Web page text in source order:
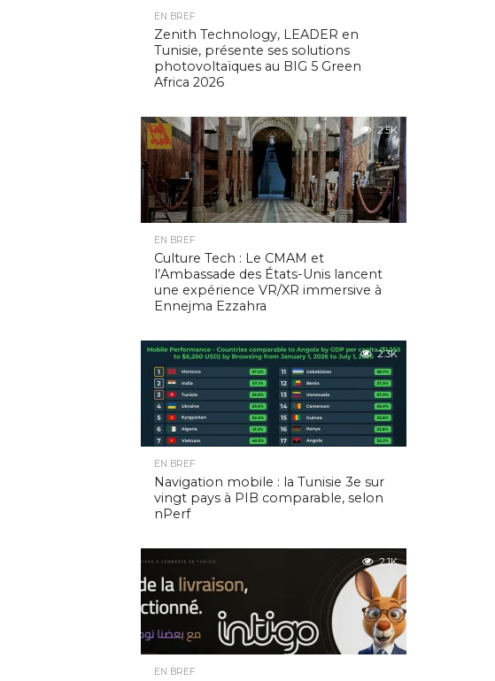
EN BREF
Zenith Technology, LEADER en
Tunisie, présente ses solutions
photovoltaïques au BIG 5 Green
Africa 2026
2.5K
EN BREF
Culture Tech : Le CMAM et
l’Ambassade des États-Unis lancent
une expérience VR/XR immersive à
Ennejma Ezzahra
2.3K
EN BREF
Navigation mobile : la Tunisie 3e sur
vingt pays à PIB comparable, selon
nPerf
2.1K
EN BREF